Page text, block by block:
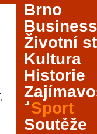
Brno
Business
Životní
Kultura
Historie
Sport
Soutěže